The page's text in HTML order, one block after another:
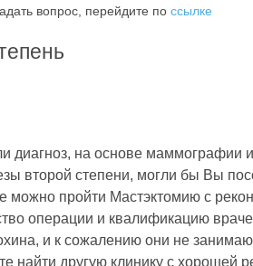
вопрос, перейдите по ссылке
диагноз, на основе маммографии и
второй степени, могли бы Вы
можно пройти Мастэктомию с
операции и квалификацию
и к сожалению они не
найти другую клинику с хорошей